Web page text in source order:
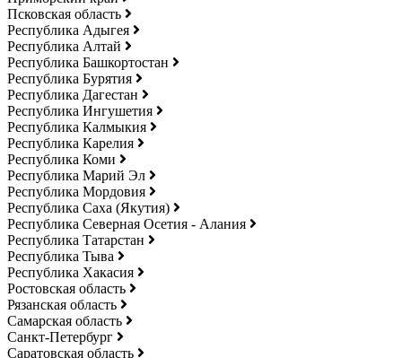
Псковская область
Республика Адыгея
Республика Алтай
Республика Башкортостан
Республика Бурятия
Республика Дагестан
Республика Ингушетия
Республика Калмыкия
Республика Карелия
Республика Коми
Республика Марий Эл
Республика Мордовия
Республика Саха (Якутия)
Республика Северная Осетия - Алания
Республика Татарстан
Республика Тыва
Республика Хакасия
Ростовская область
Рязанская область
Самарская область
Санкт-Петербург
Саратовская область